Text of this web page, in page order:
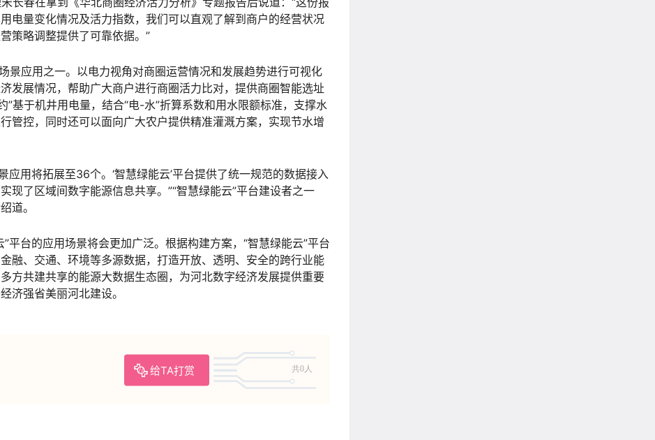
电量变化情况及活力指数，我们可以直观了解到商户的经营状况
策略调整提供了可靠依据。”
景应用之一。以电力视角对商圈运营情况和发展趋势进行可视化
发展情况，帮助广大商户进行商圈活力比对，提供商圈智能选址
”基于机井用电量，结合“电-水”折算系数和用水限额标准，支撑水
管控，同时还可以面向广大农户提供精准灌溉方案，实现节水增
应用将拓展至36个。‘智慧绿能云’平台提供了统一规范的数据接入
现了区域间数字能源信息共享。”“智慧绿能云”平台建设者之一
道。
平台的应用场景将会更加广泛。根据构建方案，“智慧绿能云”平台
融、交通、环境等多源数据，打造开放、透明、安全的跨行业能
方共建共享的能源大数据生态圈，为河北数字经济发展提供重要
济强省美丽河北建设。
给TA打赏 共0人